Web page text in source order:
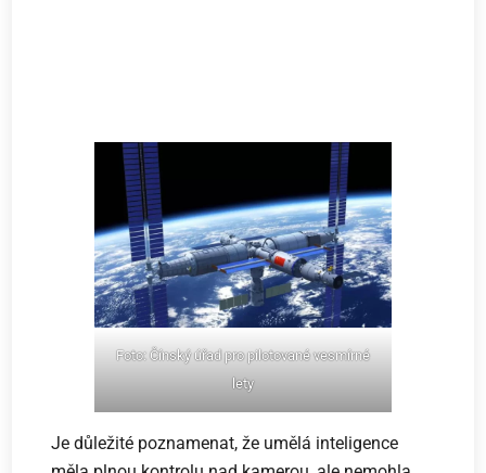
Foto: Čínský úřad pro pilotované vesmírné
lety
Je důležité poznamenat, že umělá inteligence